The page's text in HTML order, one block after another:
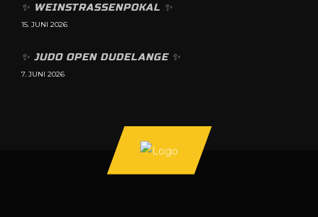
✨️ WEINSTRASSENPOKAL ✨️
15. JUNI 2026
✨️ JUDO OPEN DUDELANGE ✨️
7. JUNI 2026